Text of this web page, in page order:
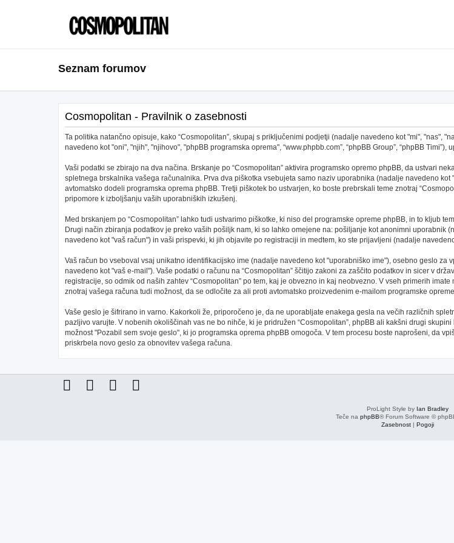
Seznam forumov
Cosmopolitan - Pravilnik o zasebnosti
Ta politika natančno opisuje, kako “Cosmopolitan”, skupaj s priključenimi podjetji (nadalje navedeno kot "mi", "nas",
navedeno kot "oni", "njih", "njihovo", "phpBB programska oprema", “www.phpbb.com”, “phpBB Group”, “phpBB
Vaši podatki se zbirajo na dva načina. Brskanje po “Cosmopolitan” aktivira programsko opremo phpBB, da ustvari
spletnega brskalnika vašega računalnika. Prva dva piškotka vsebujeta samo naziv uporabnika (nadalje navedeno
avtomatsko dodeli programska oprema phpBB. Tretji piškotek bo ustvarjen, ko boste prebrskali teme znotraj
pripomore k izboljšanju vaših uporabniških izkušenj.
Med brskanjem po “Cosmopolitan” lahko tudi ustvarimo piškotke, ki niso del programske opreme phpBB, in to kljub
Drugi način zbiranja podatkov je preko vaših pošiljk nam, ki so lahko omejene na: pošiljanje kot anonimni uporabnik
navedeno kot "vaš račun") in vaši prispevki, ki jih objavite po registraciji in medtem, ko ste prijavljeni (nadalje
Vaš račun bo vseboval vsaj unikatno identifikacijsko ime (nadalje navedeno kot "uporabniško ime"), osebno geslo
navedeno kot "vaš e-mail"). Vaše podatki o računu na “Cosmopolitan” ščitijo zakoni za zaščito podatkov in sicer v
registracije, so odmik od naših zahtev “Cosmopolitan” po tem, kaj je obvezno in kaj neobvezno. V vseh primerih
znotraj vašega računa tudi možnost, da se odločite za ali proti avtomatsko proizvedenim e-mailom programske
Vaše geslo je šifrirano in varno. Kakorkoli že, priporočeno je, da ne uporabljate enakega gesla na večih različnih
pazljivo varujte. V nobenih okoliščinah vas ne bo nihče, ki je pridružen “Cosmopolitan”, phpBB ali kakšni drugi
možnost "Pozabil sem svoje geslo", ki jo programska oprema phpBB omogoča. V tem procesu boste naprošeni, da
priskrbela novo geslo za obnovitev vašega računa.
ProLight Style by Ian Bradley
Teče na phpBB® Forum Software ©
Zasebnost| Pogoji